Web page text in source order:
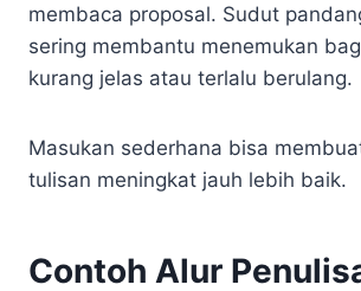
membaca proposal. Sudut
sering membantu menemukan
kurang jelas atau terlalu berulang.
Masukan sederhana bisa
tulisan meningkat jauh lebih baik.
Contoh Alur